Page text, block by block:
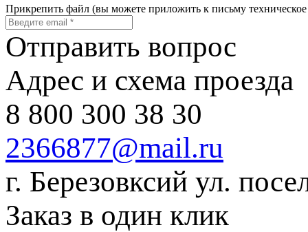
Прикрепить файл (вы можете приложить к письму
Отправить вопрос
Адрес и схема проезда
8 800 300 38 30
2366877@mail.ru
г. Березовксий ул.
Заказ в один клик